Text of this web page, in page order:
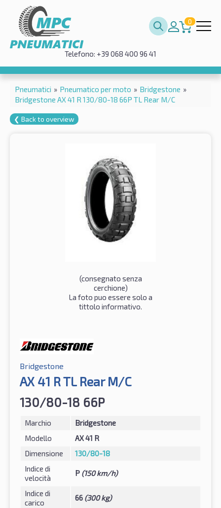
0
Telefono: +39 068 400 96 41
Pneumatici » Pneumatico per moto » Bridgestone »
Bridgestone AX 41 R 130/80-18 66P TL Rear M/C
❮ Back to overview
(consegnato senza
cerchione)
La foto puo essere solo a
tittolo informativo.
Bridgestone
AX 41 R TL Rear M/C
130/80-18 66P
Marchio
Bridgestone
Modello
AX 41 R
Dimensione
130/80-18
Indice di
velocità
P (150 km/h)
Indice di
carico
66 (300 kg)